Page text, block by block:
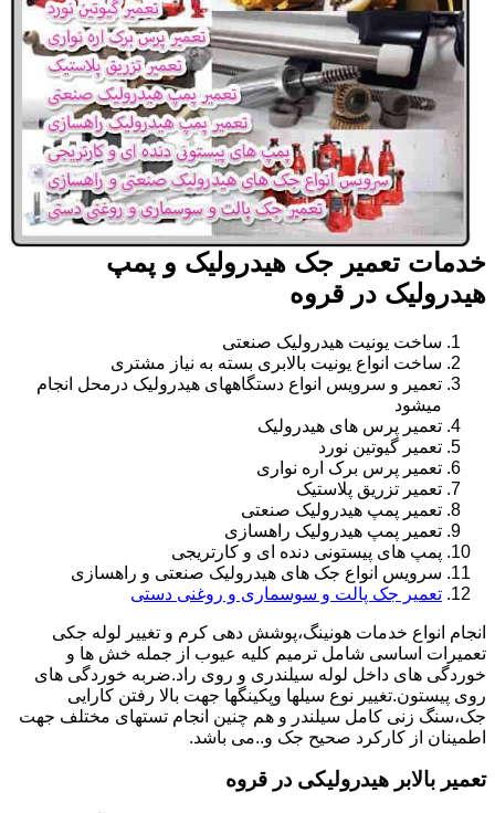
خدمات تعمیر جک هیدرولیک و پمپ
هیدرولیک در قروه
ساخت یونیت هیدرولیک صنعتی
ساخت انواع یونیت بالابری بسته به نیاز مشتری
تعمیر و سرویس انواع دستگاههای هیدرولیک درمحل انجام
میشود
تعمیر پرس های هیدرولیک
تعمیر گیوتین نورد
تعمیر پرس برک اره نواری
تعمیر تزریق پلاستیک
تعمیر پمپ هیدرولیک صنعتی
تعمیر پمپ هیدرولیک راهسازی
پمپ های پیستونی دنده ای و کارتریجی
سرویس انواع جک های هیدرولیک صنعتی و راهسازی
تعمیر جک پالت و سوسماری و روغنی دستی
انجام انواع خدمات هونینگ،پوشش دهی کرم و تغییر لوله جکی
تعمیرات اساسی شامل ترمیم کلیه عیوب از جمله خش ها و
خوردگی های داخل لوله سیلندری و روی راد.ضربه خوردگی های
روی پیستون.تغییر نوع سیلها وپکینگها جهت بالا رفتن کارایی
جک،سنگ زنی کامل سیلندر و هم چنین انجام تستهای مختلف جهت
اطمینان از کارکرد صحیح جک و..می باشد.
تعمیر بالابر هیدرولیکی در قروه